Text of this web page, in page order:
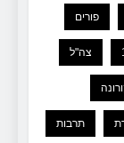
פורים
צה"ל
תרבות